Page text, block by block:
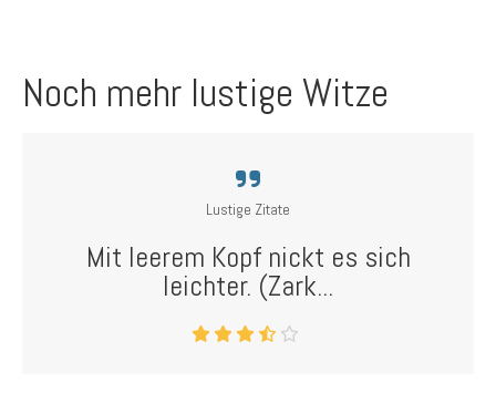
Noch mehr lustige Witze
Lustige Zitate
Mit leerem Kopf nickt es sich
leichter. (Zark...